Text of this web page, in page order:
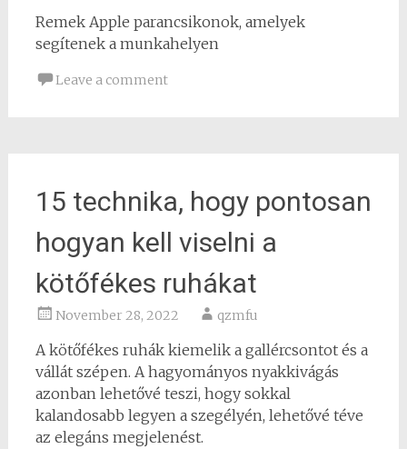
Remek Apple parancsikonok, amelyek
segítenek a munkahelyen
Leave a comment
15 technika, hogy pontosan
hogyan kell viselni a
kötőfékes ruhákat
November 28, 2022 qzmfu
A kötőfékes ruhák kiemelik a gallércsontot és a
vállát szépen. A hagyományos nyakkivágás
azonban lehetővé teszi, hogy sokkal
kalandosabb legyen a szegélyén, lehetővé téve
az elegáns megjelenést.